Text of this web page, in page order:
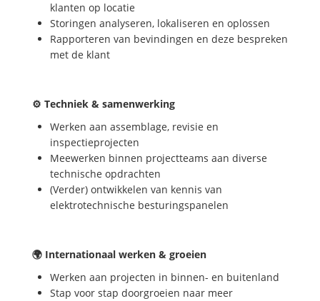
klanten op locatie
Storingen analyseren, lokaliseren en oplossen
Rapporteren van bevindingen en deze bespreken
met de klant
⚙️ Techniek & samenwerking
Werken aan assemblage, revisie en
inspectieprojecten
Meewerken binnen projectteams aan diverse
technische opdrachten
(Verder) ontwikkelen van kennis van
elektrotechnische besturingspanelen
🌍 Internationaal werken & groeien
Werken aan projecten in binnen- en buitenland
Stap voor stap doorgroeien naar meer